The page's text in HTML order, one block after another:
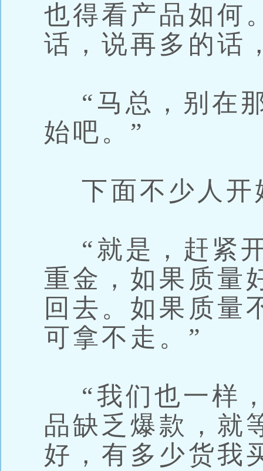
也得看产品如何
话，说再多的话
“马总，别在
始吧。”
下面不少人开
“就是，赶紧
重金，如果质量
回去。如果质量
可拿不走。”
“我们也一样
品缺乏爆款，就
好，有多少货我